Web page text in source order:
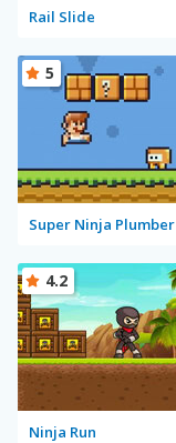
Rail Slide
Super Ninja Plumber
5
Ninja Run
4.2